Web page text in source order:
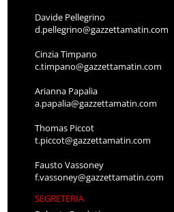
Davide Pellegrino
d.pellegrino@gazzettamatin.com
Cinzia Timpano
c.timpano@gazzettamatin.com
Arianna Papalia
a.papalia@gazzettamatin.com
Thomas Piccot
t.piccot@gazzettamatin.com
Fausto Vassoney
f.vassoney@gazzettamatin.com
SEGRETERIA